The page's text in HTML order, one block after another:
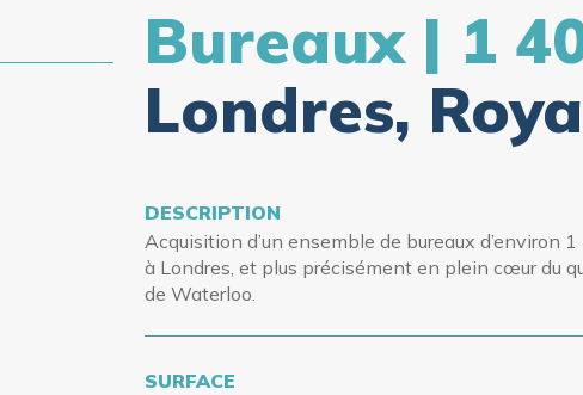
Bureaux | 1
Londres,
DESCRIPTION
Acquisition d’un ensemble de bureaux d’environ
à Londres, et plus précisément en plein cœur du
de Waterloo.
SURFACE